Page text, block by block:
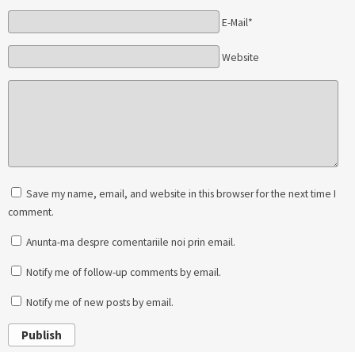
E-Mail*
Website
Save my name, email, and website in this browser for the next time I
comment.
Anunta-ma despre comentariile noi prin email.
Notify me of follow-up comments by email.
Notify me of new posts by email.
Publish